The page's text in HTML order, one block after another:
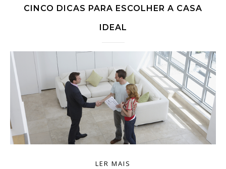
CINCO DICAS PARA ESCOLHER A CASA
IDEAL
LER MAIS